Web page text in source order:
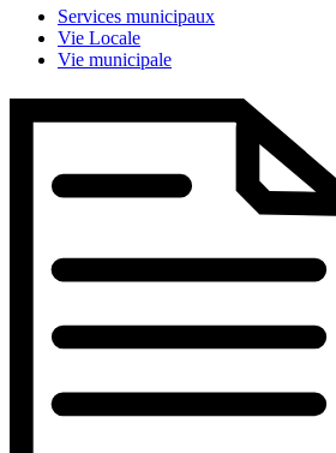
Services municipaux
Vie Locale
Vie municipale